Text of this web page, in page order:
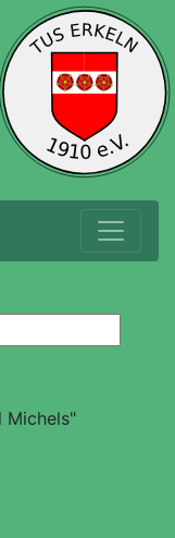
Michels"